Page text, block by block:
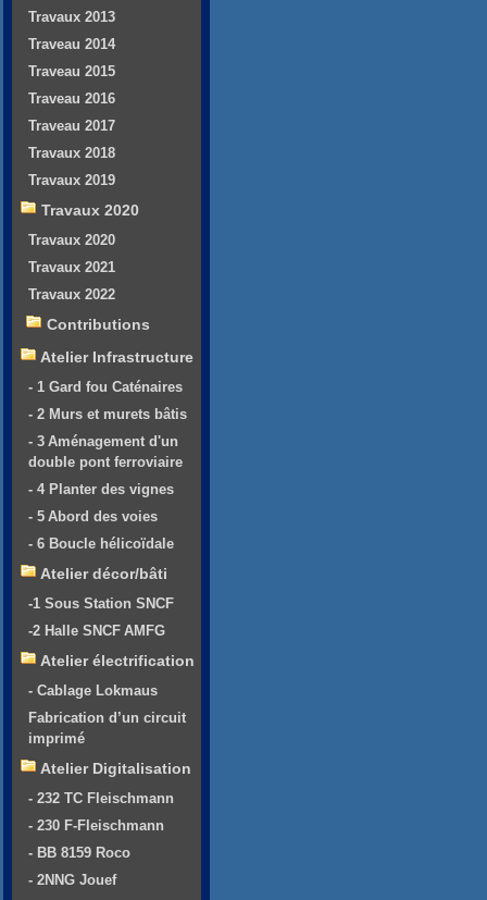
Travaux 2013
Traveau 2014
Traveau 2015
Traveau 2016
Traveau 2017
Travaux 2018
Travaux 2019
Travaux 2020
Travaux 2020
Travaux 2021
Travaux 2022
Contributions
Atelier Infrastructure
- 1 Gard fou Caténaires
- 2 Murs et murets bâtis
- 3 Aménagement d'un
double pont ferroviaire
- 4 Planter des vignes
- 5 Abord des voies
- 6 Boucle hélicoïdale
Atelier décor/bâti
-1 Sous Station SNCF
-2 Halle SNCF AMFG
Atelier électrification
- Cablage Lokmaus
Fabrication d’un circuit
imprimé
Atelier Digitalisation
- 232 TC Fleischmann
- 230 F-Fleischmann
- BB 8159 Roco
- 2NNG Jouef